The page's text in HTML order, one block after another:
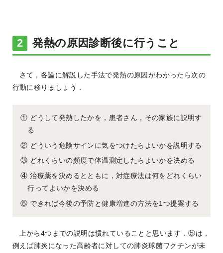
発熱の原因診断後に行うこと
さて，各論に解説した手法で発熱の原因がわかったら次の
行動に移りましょう．
① どうして発熱したかを，患者さん，その家族に説明す
る
② どういう危険サインに気をつけたらよいかを説明する
③ どれくらいの頻度で体温測定したらよいかを決める
④ 治療薬を決めるとともに，対症療法は何をどれくらい
行ってよいかを決める
⑤ できれば今後の予防と健康増進の方法を1つ提案する
上から4つまでの説明は慣れていることと思います．⑤は，
例えば肺炎になった高齢者に対しての肺炎球菌ワクチンが未